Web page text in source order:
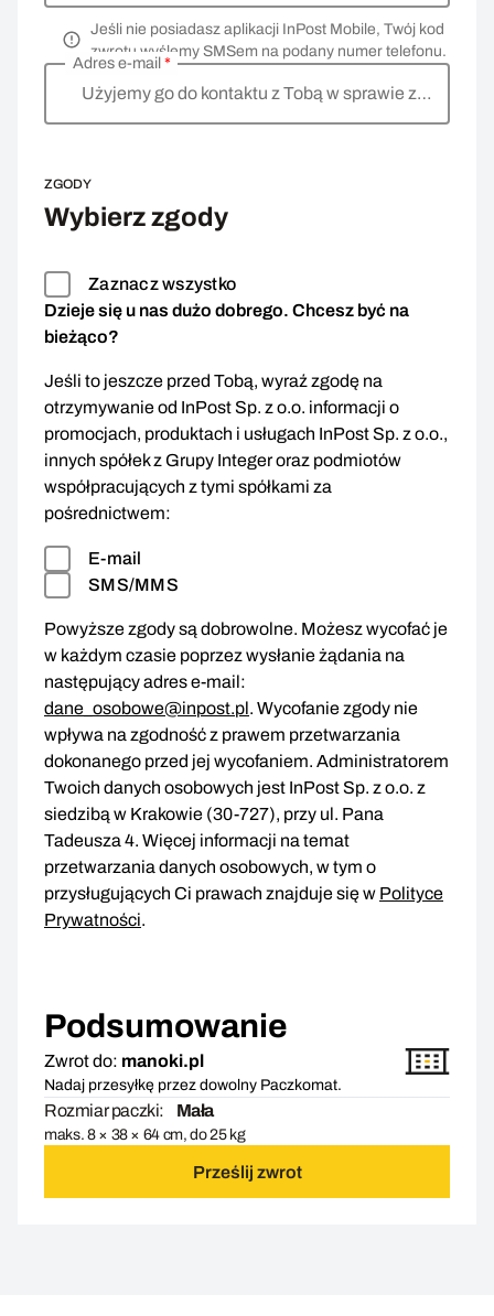
Jeśli nie posiadasz aplikacji InPost Mobile, Twój kod
zwrotu wyślemy SMSem na podany numer telefonu.
Użyjemy go do kontaktu z Tobą w sprawie zwrotu
Adres e-mail *
ZGODY
Wybierz zgody
Zaznacz wszystko
Dzieje się u nas dużo dobrego. Chcesz być na
bieżąco?
Jeśli to jeszcze przed Tobą, wyraź zgodę na
otrzymywanie od InPost Sp. z o.o. informacji o
promocjach, produktach i usługach InPost Sp. z o.o.,
innych spółek z Grupy Integer oraz podmiotów
współpracujących z tymi spółkami za
pośrednictwem:
E-mail
SMS/MMS
Powyższe zgody są dobrowolne. Możesz wycofać je
w każdym czasie poprzez wysłanie żądania na
następujący adres e-mail:
dane_osobowe@inpost.pl. Wycofanie zgody nie
wpływa na zgodność z prawem przetwarzania
dokonanego przed jej wycofaniem. Administratorem
Twoich danych osobowych jest InPost Sp. z o.o. z
siedzibą w Krakowie (30-727), przy ul. Pana
Tadeusza 4. Więcej informacji na temat
przetwarzania danych osobowych, w tym o
przysługujących Ci prawach znajduje się w Polityce
Prywatności.
Podsumowanie
Zwrot do: manoki.pl
Nadaj przesyłkę przez dowolny Paczkomat.
Rozmiar paczki: Mała
maks. 8 × 38 × 64 cm, do 25 kg
Prześlij zwrot